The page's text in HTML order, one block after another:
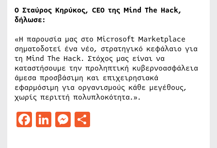
Ο Σταύρος Κηρύκος, CEO της Mind The Hack,
δήλωσε:
«Η παρουσία μας στο Microsoft Marketplace
σηματοδοτεί ένα νέο, στρατηγικό κεφάλαιο για
τη Mind The Hack. Στόχος μας είναι να
καταστήσουμε την προληπτική κυβερνοασφάλεια
άμεσα προσβάσιμη και επιχειρησιακά
εφαρμόσιμη για οργανισμούς κάθε μεγέθους,
χωρίς περιττή πολυπλοκότητα.».
Facebook
LinkedIn
Messenger